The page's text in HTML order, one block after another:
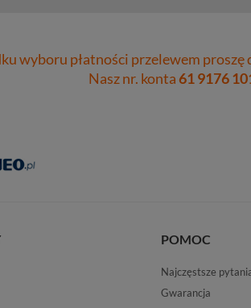
wyboru płatności przelewem proszę
Nasz nr. konta61 9176
POMOC
Najczęstsze
Gwarancja